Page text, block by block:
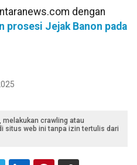
dengan
prosesi Jejak Banon pada
melakukan crawling atau
situs web ini tanpa izin tertulis dari